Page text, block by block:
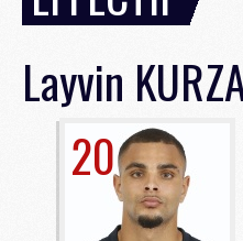
Layvin
20